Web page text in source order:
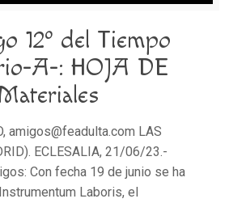
12º del Tiempo
A-: HOJA DE
amigos@feadulta.com LAS
ECLESALIA, 21/06/23.-
Con fecha 19 de junio se ha
Laboris, el